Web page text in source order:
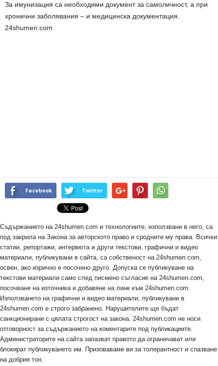
За имунизация са необходими документ за самоличност, а при
хронични заболявания – и медицинска документация.
24shumen.com
Facebook Twitter
Съдържанието на 24shumen.com и технологиите, използвани в него, са
под закрила на Закона за авторското право и сродните му права. Всички
статии, репортажи, интервюта и други текстови, графични и видео
материали, публикувани в сайта, са собственост на 24shumen.com,
освен, ако изрично е посочено друго. Допуска се публикуване на
текстови материали само след писмено съгласие на 24shumen.com,
посочване на източника и добавяне на линк към 24shumen.com.
Използването на графични и видео материали, публикувани в
24shumen.com е строго забранено. Нарушителите ще бъдат
санкционирани с цялата строгост на закона. 24shumen.com не носи
отговорност за съдържанието на коментарите под публикациите.
Администраторите на сайта запазват правото да ограничават или
блокират публикуването им. Призоваваме ви за толерантност и спазване
на добрия тон.